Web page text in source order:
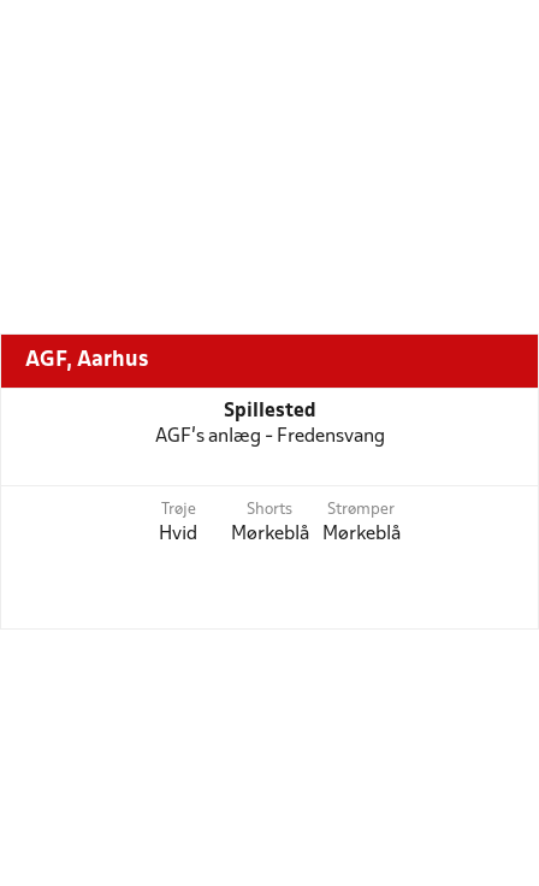
AGF, Aarhus
Spillested
AGF's anlæg - Fredensvang
Trøje
Hvid
Shorts
Mørkeblå
Strømper
Mørkeblå